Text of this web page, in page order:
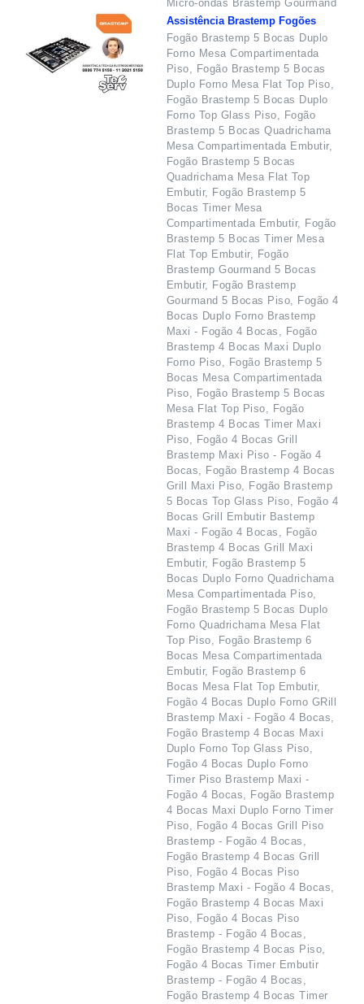
Micro-ondas Brastemp Gourmand
Assistência Brastemp Fogões
Fogão Brastemp 5 Bocas Duplo
Forno Mesa Compartimentada
Piso, Fogão Brastemp 5 Bocas
Duplo Forno Mesa Flat Top Piso,
Fogão Brastemp 5 Bocas Duplo
Forno Top Glass Piso, Fogão
Brastemp 5 Bocas Quadrichama
Mesa Compartimentada Embutir,
Fogão Brastemp 5 Bocas
Quadrichama Mesa Flat Top
Embutir, Fogão Brastemp 5
Bocas Timer Mesa
Compartimentada Embutir, Fogão
Brastemp 5 Bocas Timer Mesa
Flat Top Embutir, Fogão
Brastemp Gourmand 5 Bocas
Embutir, Fogão Brastemp
Gourmand 5 Bocas Piso, Fogão 4
Bocas Duplo Forno Brastemp
Maxi - Fogão 4 Bocas, Fogão
Brastemp 4 Bocas Maxi Duplo
Forno Piso, Fogão Brastemp 5
Bocas Mesa Compartimentada
Piso, Fogão Brastemp 5 Bocas
Mesa Flat Top Piso, Fogão
Brastemp 4 Bocas Timer Maxi
Piso, Fogão 4 Bocas Grill
Brastemp Maxi Piso - Fogão 4
Bocas, Fogão Brastemp 4 Bocas
Grill Maxi Piso, Fogão Brastemp
5 Bocas Top Glass Piso, Fogão 4
Bocas Grill Embutir Bastemp
Maxi - Fogão 4 Bocas, Fogão
Brastemp 4 Bocas Grill Maxi
Embutir, Fogão Brastemp 5
Bocas Duplo Forno Quadrichama
Mesa Compartimentada Piso,
Fogão Brastemp 5 Bocas Duplo
Forno Quadrichama Mesa Flat
Top Piso, Fogão Brastemp 6
Bocas Mesa Compartimentada
Embutir, Fogão Brastemp 6
Bocas Mesa Flat Top Embutir,
Fogão 4 Bocas Duplo Forno GRill
Brastemp Maxi - Fogão 4 Bocas,
Fogão Brastemp 4 Bocas Maxi
Duplo Forno Top Glass Piso,
Fogão 4 Bocas Duplo Forno
Timer Piso Brastemp Maxi -
Fogão 4 Bocas, Fogão Brastemp
4 Bocas Maxi Duplo Forno Timer
Piso, Fogão 4 Bocas Grill Piso
Brastemp - Fogão 4 Bocas,
Fogão Brastemp 4 Bocas Grill
Piso, Fogão 4 Bocas Piso
Brastemp Maxi - Fogão 4 Bocas,
Fogão Brastemp 4 Bocas Maxi
Piso, Fogão 4 Bocas Piso
Brastemp - Fogão 4 Bocas,
Fogão Brastemp 4 Bocas Piso,
Fogão 4 Bocas Timer Embutir
Brastemp - Fogão 4 Bocas,
Fogão Brastemp 4 Bocas Timer